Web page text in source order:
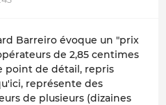
Barreiro évoque un "prix
de 2,85 centimes
point de détail, repris
représente des
de plusieurs (dizaines